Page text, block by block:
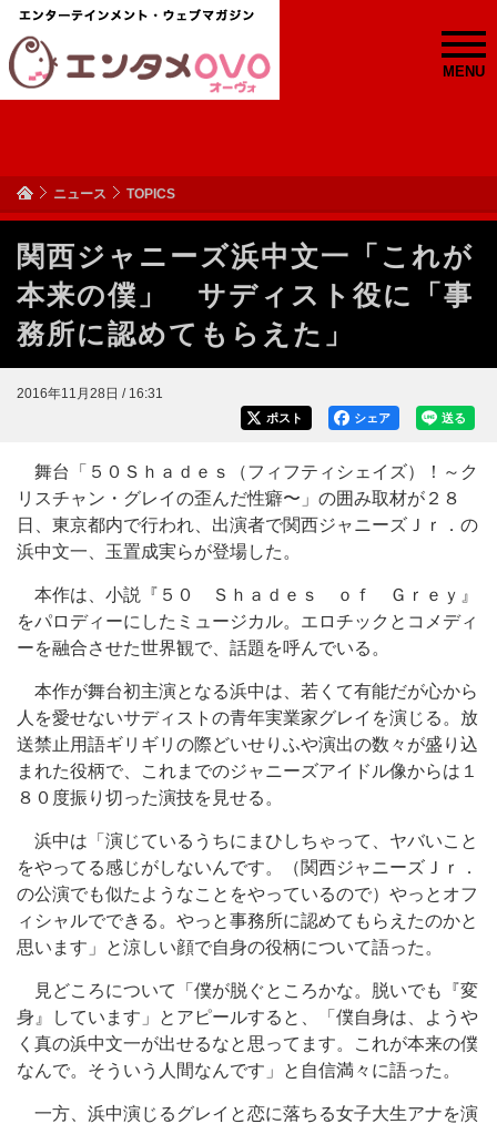
MENU
ニュース TOPICS
関西ジャニーズ浜中文一「これが
本来の僕」 サディスト役に「事
務所に認めてもらえた」
2016年11月28日 / 16:31
送る
シェア
ポスト
舞台「５０Ｓｈａｄｅｓ（フィフティシェイズ）！～ク
リスチャン・グレイの歪んだ性癖〜」の囲み取材が２８
日、東京都内で行われ、出演者で関西ジャニーズＪｒ．の
浜中文一、玉置成実らが登場した。
本作は、小説『５０ Ｓｈａｄｅｓ ｏｆ Ｇｒｅｙ』
をパロディーにしたミュージカル。エロチックとコメディ
ーを融合させた世界観で、話題を呼んでいる。
本作が舞台初主演となる浜中は、若くて有能だが心から
人を愛せないサディストの青年実業家グレイを演じる。放
送禁止用語ギリギリの際どいせりふや演出の数々が盛り込
まれた役柄で、これまでのジャニーズアイドル像からは１
８０度振り切った演技を見せる。
浜中は「演じているうちにまひしちゃって、ヤバいこと
をやってる感じがしないんです。（関西ジャニーズＪｒ．
の公演でも似たようなことをやっているので）やっとオフ
ィシャルでできる。やっと事務所に認めてもらえたのかと
思います」と涼しい顔で自身の役柄について語った。
見どころについて「僕が脱ぐところかな。脱いでも『変
身』しています」とアピールすると、「僕自身は、ようや
く真の浜中文一が出せるなと思ってます。これが本来の僕
なんで。そういう人間なんです」と自信満々に語った。
一方、浜中演じるグレイと恋に落ちる女子大生アナを演